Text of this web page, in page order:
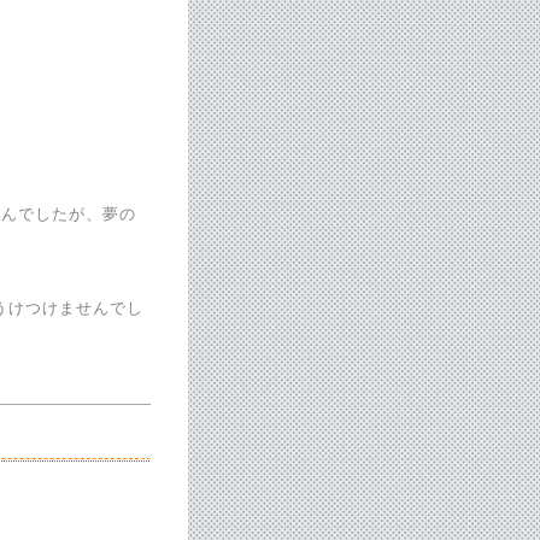
でしたが、夢の
つけませんでし